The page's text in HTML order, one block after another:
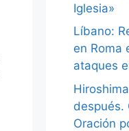
Iglesia»
Líbano:
en Roma
ataques
después.
Oración